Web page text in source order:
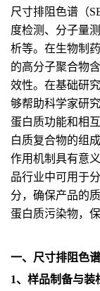
尺寸排阻色谱（
度检测、分子量
析等。在生物制
的高分子聚合物
效性。在基础研
够帮助科学家研
蛋白质功能和相
白质复合物的组
作用机制具有意
品行业中可用于
分，确保产品的
蛋白质污染物，
一、尺寸排阻色
1、样品制备与装